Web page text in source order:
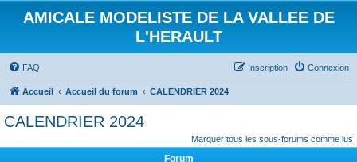
AMICALE MODELISTE DE LA VALLEE DE
L'HERAULT
FAQ Connexion
Inscription
Accueil Accueil du forum CALENDRIER 2024
CALENDRIER 2024
Marquer tous les sous-forums comme lus
Forum